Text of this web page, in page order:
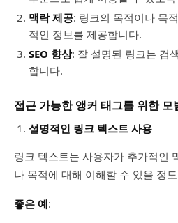
맥락 제공: 링크의 목적이나 목
적인 정보를 제공합니다.
SEO 향상: 잘 설명된 링크는 검
합니다.
접근 가능한 앵커 태그를 위한 모
설명적인 링크 텍스트 사용
링크 텍스트는 사용자가 추가적인
나 목적에 대해 이해할 수 있을 정
좋은 예: